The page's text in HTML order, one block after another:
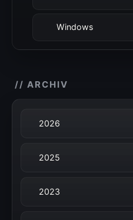
Windows
// ARCHIV
2026
2025
2023